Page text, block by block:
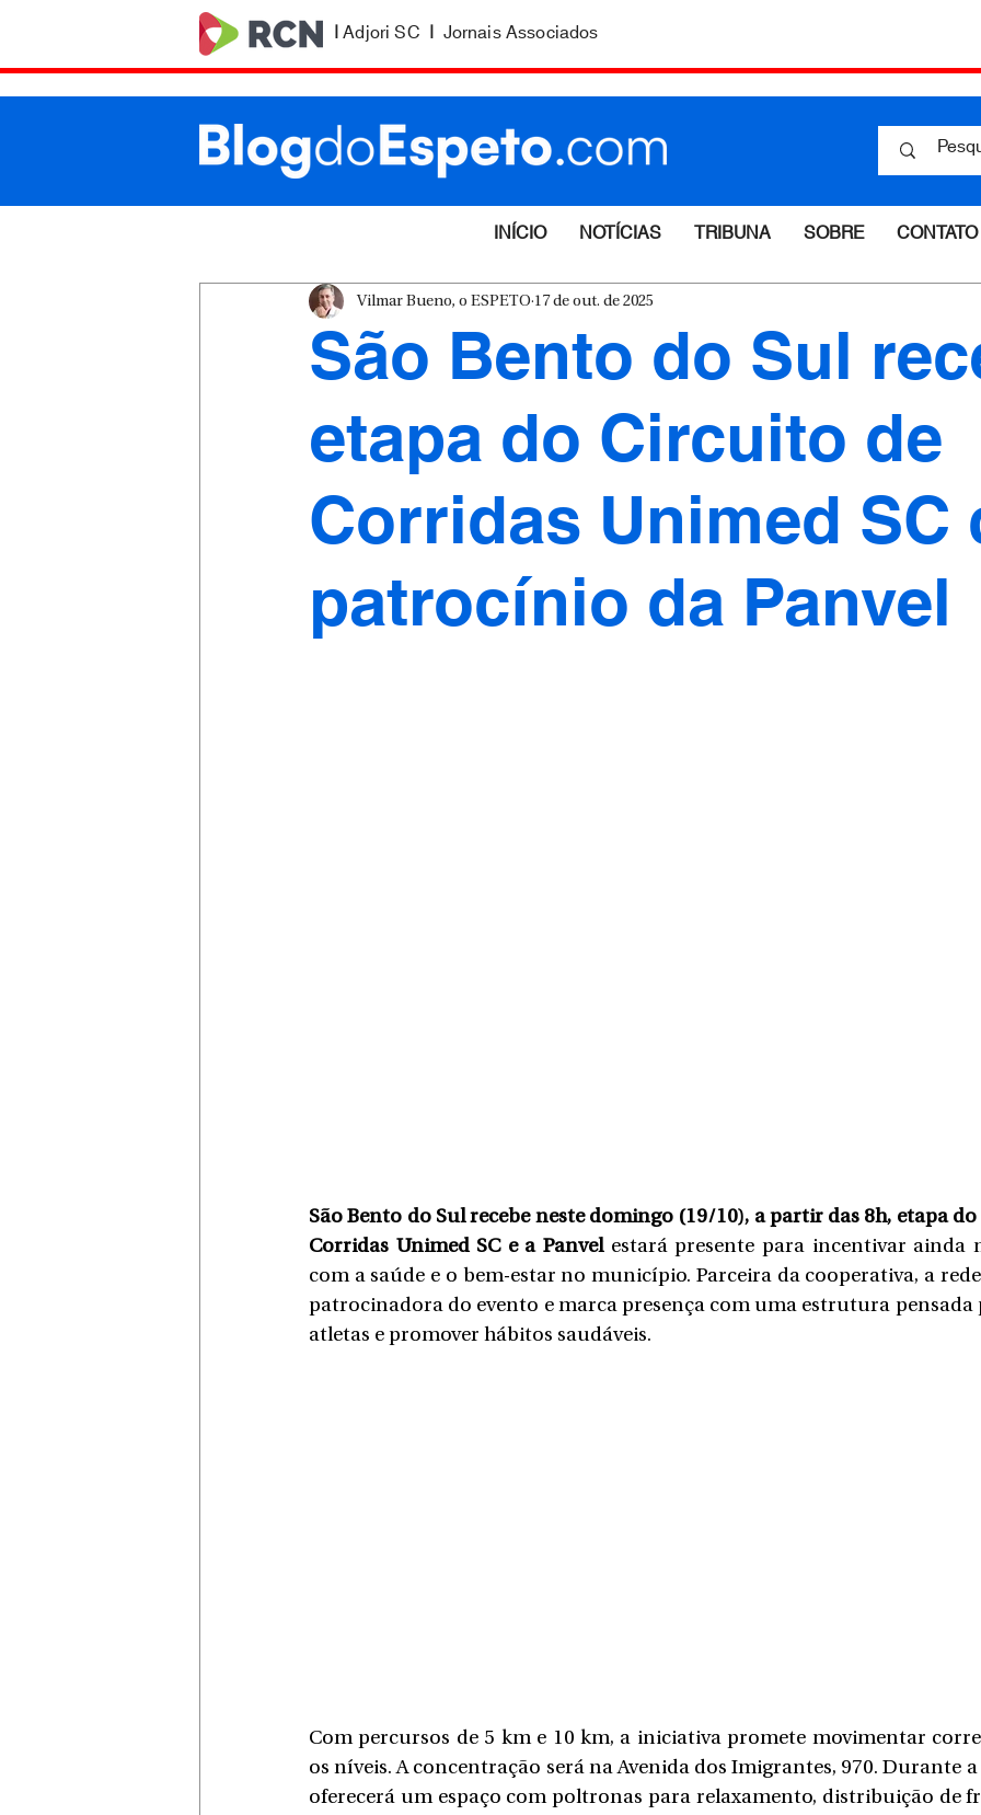
|Adjori SC | Jornais Associados
INÍCIO NOTÍCIAS TRIBUNA SOBRE CONTATO
São Bento do Sul
etapa do Circuito de
Corridas Unimed SC
patrocínio da Panvel
Vilmar Bueno, o ESPETO 17 de out. de 2025
São Bento do Sul recebe neste domingo (19/10), a partir das 8h, etapa
Corridas Unimed SC e a Panvel estará presente para incentivar ainda
com a saúde e o bem-estar no município. Parceira da cooperativa, a
patrocinadora do evento e marca presença com uma estrutura pensada
atletas e promover hábitos saudáveis.
Com percursos de 5 km e 10 km, a iniciativa promete movimentar
os níveis. A concentração será na Avenida dos Imigrantes, 970. Durante
oferecerá um espaço com poltronas para relaxamento, distribuição de